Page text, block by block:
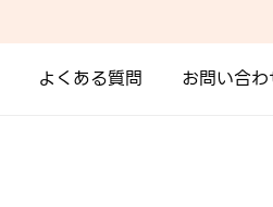
よくある質問 お問い合